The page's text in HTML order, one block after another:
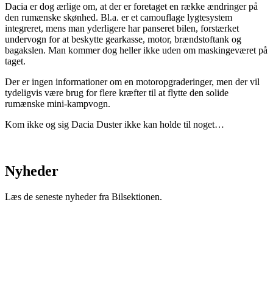
Dacia er dog ærlige om, at der er foretaget en række ændringer på
den rumænske skønhed. Bl.a. er et camouflage lygtesystem
integreret, mens man yderligere har panseret bilen, forstærket
undervogn for at beskytte gearkasse, motor, brændstoftank og
bagakslen. Man kommer dog heller ikke uden om maskingeværet på
taget.
Der er ingen informationer om en motoropgraderinger, men der vil
tydeligvis være brug for flere kræfter til at flytte den solide
rumænske mini-kampvogn.
Kom ikke og sig Dacia Duster ikke kan holde til noget…
Nyheder
Læs de seneste nyheder fra Bilsektionen.